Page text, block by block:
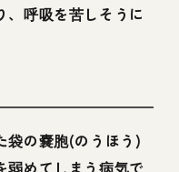
、呼吸を苦しそうに
袋の嚢胞(のうほう)
弱めてしまう病気で